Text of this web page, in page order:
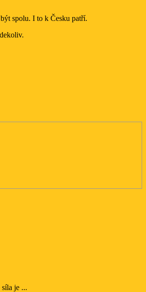
spolu. I to k Česku patří.
je ...